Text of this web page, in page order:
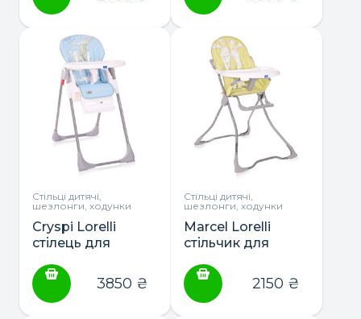
Стільці дитячі,
шезлонги, ходунки
Cryspi Lorelli
стілець для
3850 ₴
Стільці дитячі,
шезлонги, ходунки
Marcel Lorelli
стільчик для
2150 ₴